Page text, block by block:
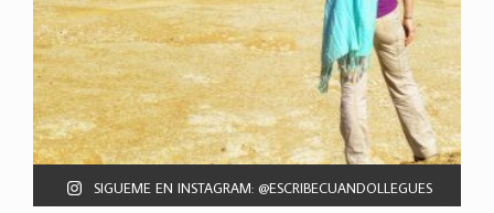
SIGUEME EN INSTAGRAM: @ESCRIBECUANDOLLEGUES